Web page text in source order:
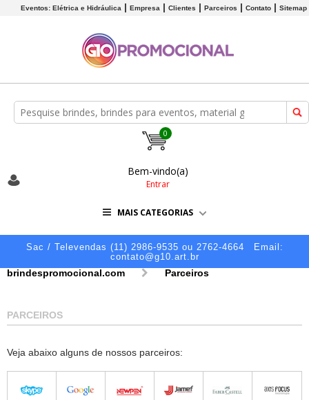
Eventos: Elétrica e Hidráulica Empresa Clientes Parceiros Contato Sitemap
0
Bem-vindo(a)
Entrar
MAIS CATEGORIAS
Sac / Televendas (11) 2986-9535 ou 2762-4664
Email:
contato@g10.art.br
brindespromocional.com Parceiros
PARCEIROS
Veja abaixo alguns de nossos parceiros: